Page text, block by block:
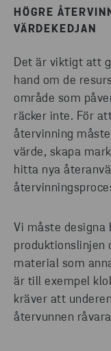
HÖGRE
VÄRDEKEDJAN
Det är viktigt att
hand om de
område som
räcker inte. För
återvinning
värde, skapa
hitta nya
Vi måste designa
produktionslinjen
material som
är till exempel
kräver att
återvunnen